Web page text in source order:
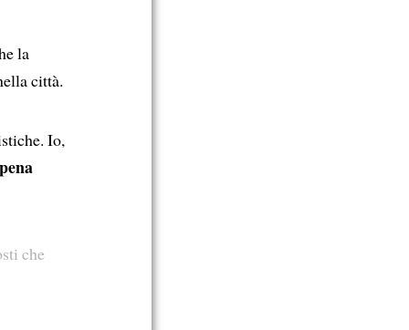
la
città.
Io,
che